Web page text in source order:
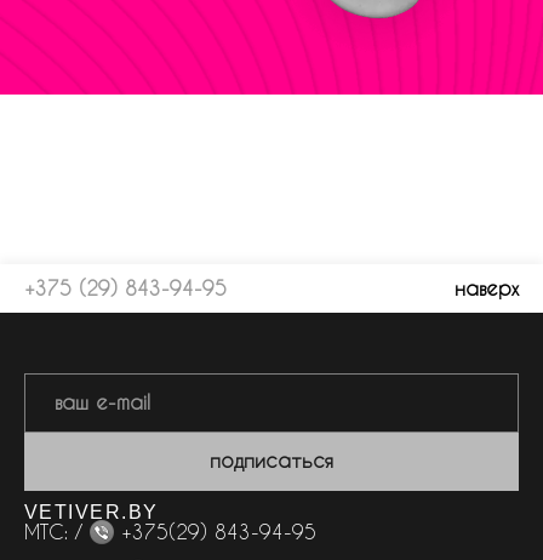
+375 (29) 843-94-95 наверх
подписаться
VETIVER.BY
МТС: /
+375(29) 843-94-95